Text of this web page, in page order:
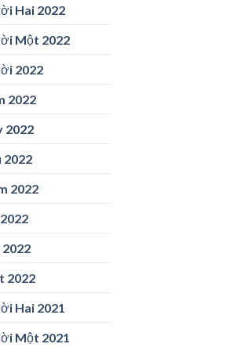
Hai 2022
Một 2022
2022
2022
2022
2022
2022
2022
Hai 2021
Một 2021